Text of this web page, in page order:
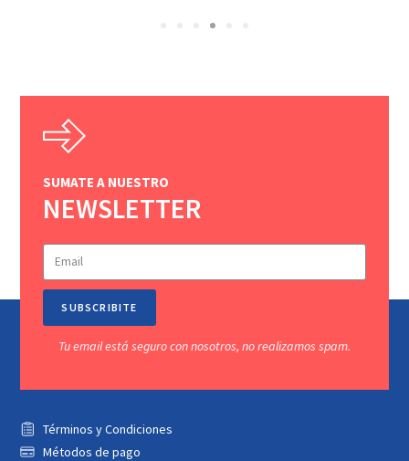
SUMATE A NUESTRO
NEWSLETTER
SUBSCRIBITE
Tu email está seguro con nosotros, no realizamos spam.
Términos y Condiciones
Métodos de pago